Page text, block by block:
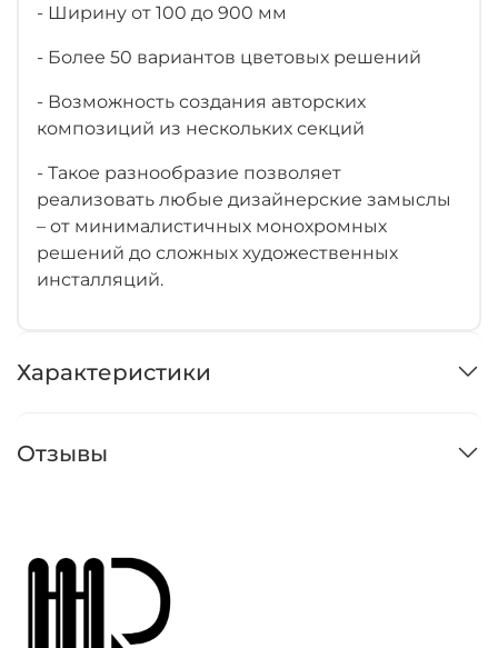
- Ширину от 100 до 900 мм
- Более 50 вариантов цветовых решений
- Возможность создания авторских
композиций из нескольких секций
- Такое разнообразие позволяет
реализовать любые дизайнерские замыслы
– от минималистичных монохромных
решений до сложных художественных
инсталляций.
Характеристики
Отзывы